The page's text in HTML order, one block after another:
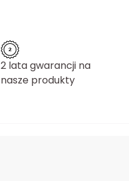
2 lata gwarancji na
nasze produkty